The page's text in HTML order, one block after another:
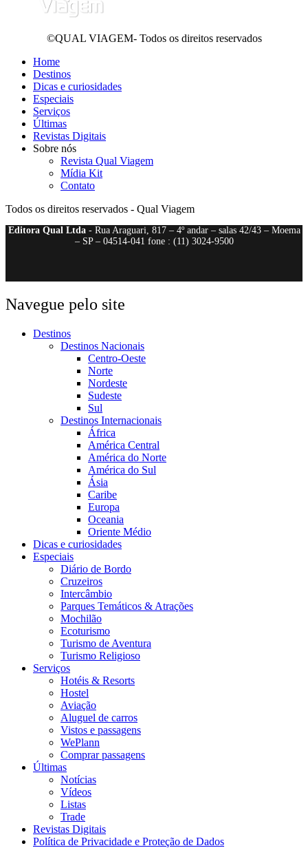
©QUAL VIAGEM- Todos os direitos reservados
Home
Destinos
Dicas e curiosidades
Especiais
Serviços
Últimas
Revistas Digitais
Sobre nós
Revista Qual Viagem
Mídia Kit
Contato
Todos os direitos reservados - Qual Viagem
Editora Qual Ltda- Rua Araguari, 817 – 4º andar – salas 42/43 – Moema
– SP – 04514-041 fone : (11) 3024-9500
Navegue pelo site
Destinos
Destinos Nacionais
Centro-Oeste
Norte
Nordeste
Sudeste
Sul
Destinos Internacionais
África
América Central
América do Norte
América do Sul
Ásia
Caribe
Europa
Oceania
Oriente Médio
Dicas e curiosidades
Especiais
Diário de Bordo
Cruzeiros
Intercâmbio
Parques Temáticos & Atrações
Mochilão
Ecoturismo
Turismo de Aventura
Turismo Religioso
Serviços
Hotéis & Resorts
Hostel
Aviação
Aluguel de carros
Vistos e passagens
WePlann
Comprar passagens
Últimas
Notícias
Vídeos
Listas
Trade
Revistas Digitais
Política de Privacidade e Proteção de Dados